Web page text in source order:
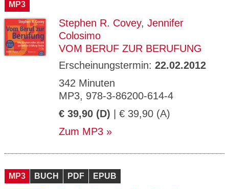
MP3
Stephen R. Covey, Jennifer
Colosimo
VOM BERUF ZUR BERUFUNG
Erscheinungstermin: 22.02.2012
342 Minuten
MP3, 978-3-86200-614-4
€ 39,90 (D) | € 39,90 (A)
Zum MP3
MP3 BUCH PDF EPUB